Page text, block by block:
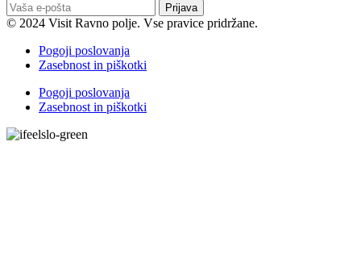
Prijava
© 2024 Visit Ravno polje. Vse pravice pridržane.
Pogoji poslovanja
Zasebnost in piškotki
Pogoji poslovanja
Zasebnost in piškotki